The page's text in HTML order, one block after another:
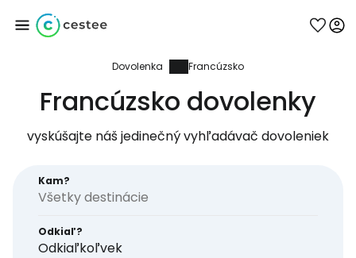
Dovolenka Francúzsko
Francúzsko dovolenky
vyskúšajte náš jedinečný vyhľadávač dovoleniek
Kam?
Odkiaľ?
Odkiaľkoľvek
Prihláste sa do
služby Cestee